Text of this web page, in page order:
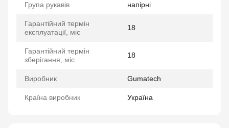
Група рукавів напірні
Гарантійний термін
експлуатації, міс
18
Гарантійний термін
зберігання, міс
18
Виробник Gumatech
Країна виробник Україна